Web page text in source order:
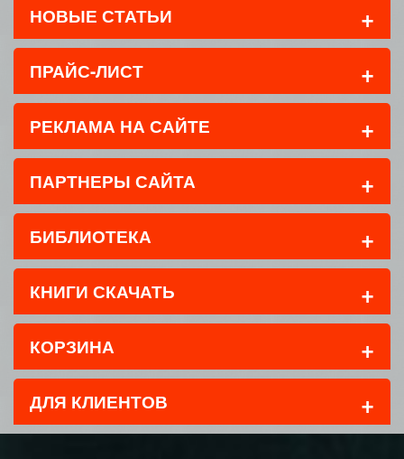
НОВЫЕ СТАТЬИ +
ПРАЙС-ЛИСТ +
РЕКЛАМА НА САЙТЕ +
ПАРТНЕРЫ САЙТА +
БИБЛИОТЕКА +
КНИГИ СКАЧАТЬ +
КОРЗИНА +
ДЛЯ КЛИЕНТОВ +